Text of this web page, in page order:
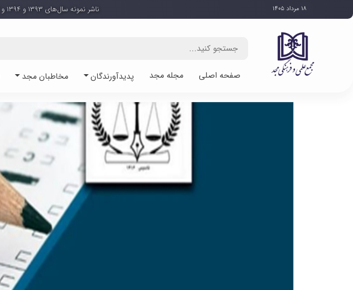
۱۸ مرداد ۱۴۰۵ ناشر نمونه سال‌های ۱۳۹۳ و ۱۳۹۴ و ۱۳۹۷ جمهوری اسلامی ایران
صفحه اصلی مجله مجد پدیدآورندگان مخاطبان مجد